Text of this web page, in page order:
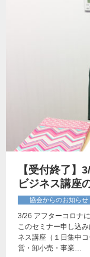
【受付終了】
ビジネス講座
協会からのお知らせ
3/26 アフターコロナ
このセミナー申し込
ネス講座（１日集中
営・卸小売・事業…